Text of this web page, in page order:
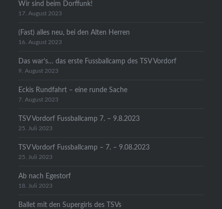
Wir sind beim Dorffunk!
17. August 2023
(Fast) alles neu, bei den Alten Herren
16. August 2023
Das war’s… das erste Fussballcamp des TSV Vordorf
9. August 2023
Eckis Rundfahrt – eine runde Sache
7. August 2023
TSV Vordorf Fussballcamp 7. – 9.8.2023
25. Juli 2023
TSV Vordorf Fussballcamp – 7. – 9.08.2023
25. Juli 2023
Ab nach Egestorf
18. Juli 2023
Ballet mit den Supergirls des TSVs